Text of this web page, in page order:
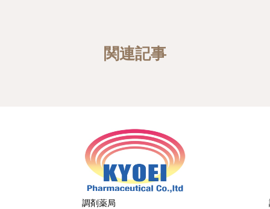
関連記事
調剤薬局